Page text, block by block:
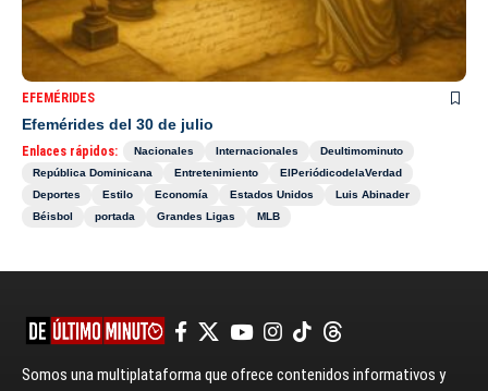
EFEMÉRIDES
Efemérides del 30 de julio
Enlaces rápidos: Nacionales Internacionales
Deultimominuto
República Dominicana
Entretenimiento
ElPeriódicodelaVerdad
Deportes
Estilo Economía Estados Unidos
Luis Abinader
Béisbol
portada Grandes Ligas MLB
Somos una multiplataforma que ofrece contenidos informativos y